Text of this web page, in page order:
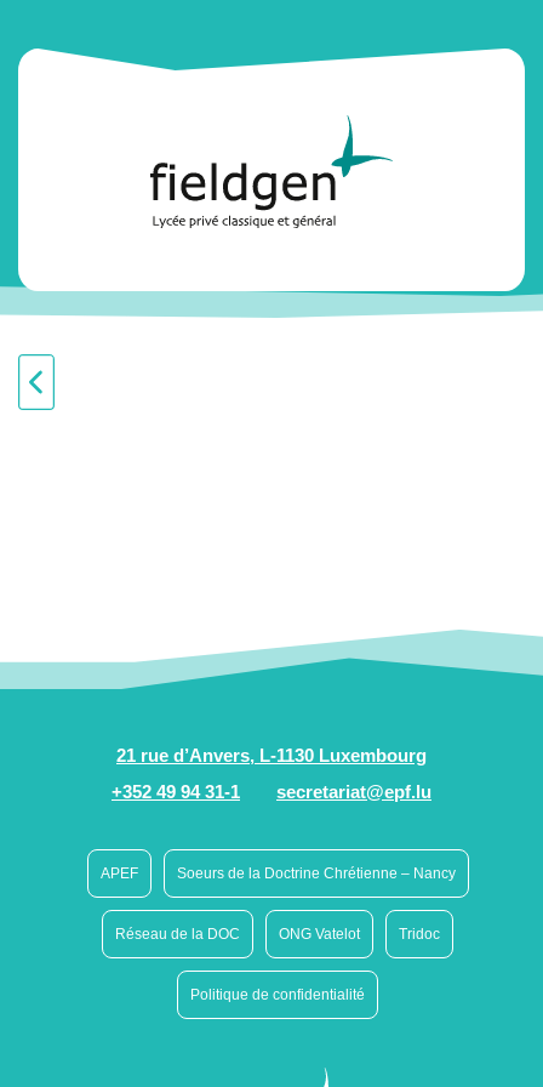
21 rue d’Anvers, L-1130 Luxembourg
+352 49 94 31-1
secretariat@epf.lu
APEF Soeurs de la Doctrine Chrétienne – Nancy
Réseau de la DOC ONG Vatelot Tridoc
Politique de confidentialité